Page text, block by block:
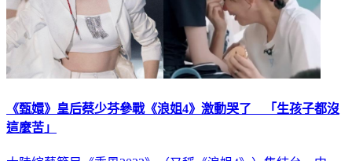
《甄嬛》皇后蔡少芬參戰《浪姐4》激動哭了 「生孩子都沒
這麼苦」